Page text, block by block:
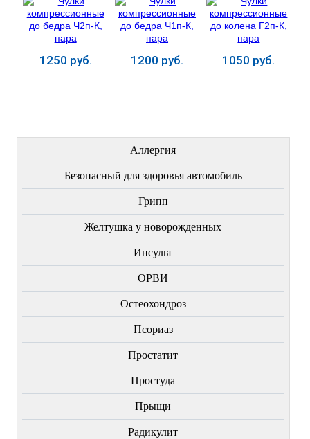
1250 руб. 1200 руб. 1050 руб.
Аллергия
Безопасный для здоровья автомобиль
Грипп
Желтушка у новорожденных
Инсульт
ОРВИ
Остеохондроз
Пcориаз
Простатит
Простуда
Прыщи
Радикулит